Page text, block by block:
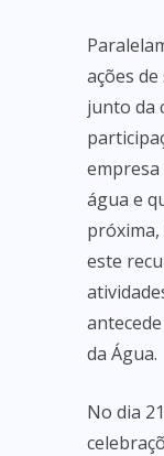
ações
junto da
água e
este
da Água.
No dia